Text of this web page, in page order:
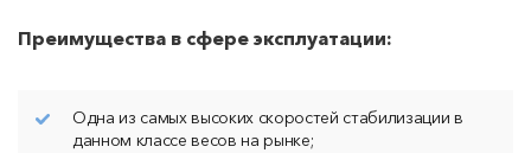
Преимущества в сфере эксплуатации:
Одна из самых высоких скоростей стабилизации в
данном классе весов на рынке;